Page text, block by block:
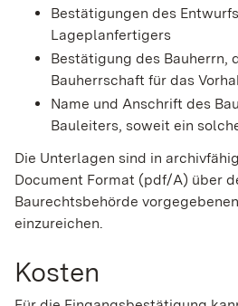
Bestätigungen des
Lageplanfertigers
Bestätigung des Bauherrn,
Bauherrschaft für das
Name und Anschrift des
Bauleiters, soweit ein
Die Unterlagen sind in
Document Format (pdf/A) über
Baurechtsbehörde
einzureichen.
Kosten